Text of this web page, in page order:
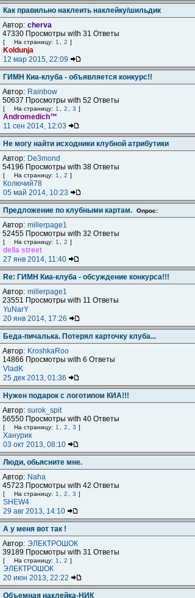
Как правильно наклеить наклейку/шильдик
Автор: cherva
47330 Просмотры with 31 Ответы
[ На страницу: 1 2 ]
Koldunja
12 мар 2015, 22:09
ГИМН Киа-клуба - объявляется конкурс!!
Автор: Rainbow
50637 Просмотры with 52 Ответы
[ На страницу: 1 2 3 ]
Andromedich™
11 сен 2014, 12:03
Не могу найти исходники клубной атрибутики
Автор: De3mond
54196 Просмотры with 38 Ответы
[ На страницу: 1 2 ]
Колючий78
05 май 2014, 10:23
Предложение по клубными картам. Опрос:
Автор: millerpage1
52455 Просмотры with 32 Ответы
[ На страницу: 1 2 ]
della street
27 янв 2014, 11:40
Re: ГИМН Киа-клуба - обсуждение конкурса!!!
Автор: millerpage1
23551 Просмотры with 11 Ответы
YuNarY
20 янв 2014, 17:26
Беда-пичалька. Потерял карточку клуба...
Автор: KroshkaRoo
14866 Просмотры with 6 Ответы
VladK
25 дек 2013, 01:36
Нужен подарок с логотипом КИА!!!
Автор: surok_spit
56550 Просмотры with 40 Ответы
[ На страницу: 1 2 3 ]
Ханурик
03 окт 2013, 08:10
Люди, обьясните мне.
Автор: Naha
45723 Просмотры with 42 Ответы
[ На страницу: 1 2 3 ]
SHEW4
29 авг 2013, 14:10
А у меня вот так !
Автор: ЭЛЕКТРОШОК
39189 Просмотры with 31 Ответы
[ На страницу: 1 2 ]
ЭЛЕКТРОШОК
20 июн 2013, 22:22
Объемная наклейка-НИК